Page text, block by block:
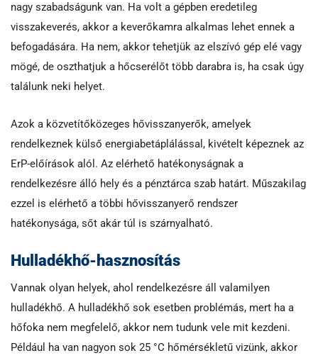
nagy szabadságunk van. Ha volt a gépben eredetileg
visszakeverés, akkor a keverőkamra alkalmas lehet ennek a
befogadására. Ha nem, akkor tehetjük az elszívó gép elé vagy
mögé, de oszthatjuk a hőcserélőt több darabra is, ha csak úgy
találunk neki helyet.
Azok a közvetítőközeges hővisszanyerők, amelyek
rendelkeznek külső energiabetáplálással, kivételt képeznek az
ErP-előírások alól. Az elérhető hatékonyságnak a
rendelkezésre álló hely és a pénztárca szab határt. Műszakilag
ezzel is elérhető a többi hővisszanyerő rendszer
hatékonysága, sőt akár túl is szárnyalható.
Hulladékhő-hasznosítás
Vannak olyan helyek, ahol rendelkezésre áll valamilyen
hulladékhő. A hulladékhő sok esetben problémás, mert ha a
hőfoka nem megfelelő, akkor nem tudunk vele mit kezdeni.
Például ha van nagyon sok 25 °C hőmérsékletű vizünk, akkor